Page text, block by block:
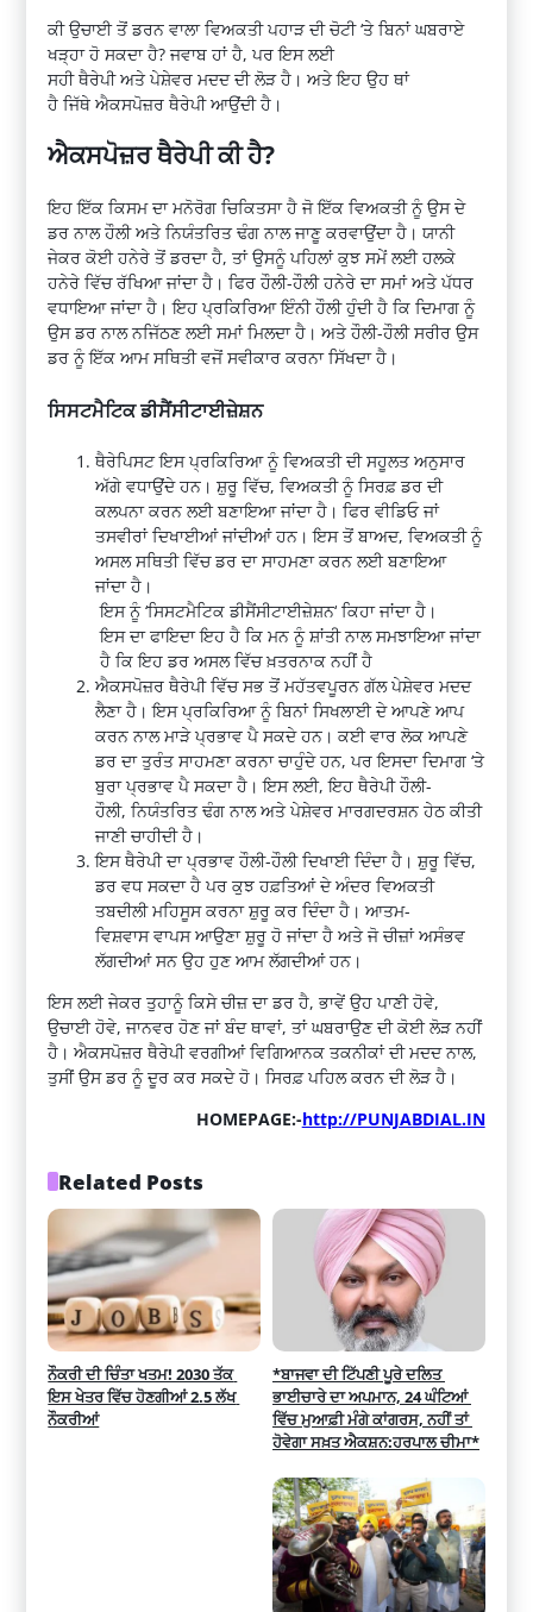
ਕੀ ਉਚਾਈ ਤੋਂਡਰਨ ਵਾਲਾ ਵਿਅਕਤੀ ਪਹਾੜ ਦੀ ਚੋਟੀ ‘ਤੇ ਬਿਨਾਂ ਘਬਰਾਏ
ਖੜ੍ਹਾ ਹੋ ਸਕਦਾ ਹੈ? ਜਵਾਬ ਹਾਂ ਹੈ, ਪਰ ਇਸ ਲਈ
ਸਹੀਥੈਰੇਪੀਅਤੇਪੇਸ਼ੇਵਰ ਮਦਦ ਦੀ ਲੋੜ ਹੈ। ਅਤੇ ਇਹ ਉਹ ਥਾਂ
ਹੈਜਿੱਥੇ ਐਕਸਪੋਜ਼ਰ ਥੈਰੇਪੀਆਉਂਦੀ ਹੈ।
ਐਕਸਪੋਜ਼ਰਥੈਰੇਪੀਕੀ ਹੈ?
ਇਹ ਇੱਕ ਕਿਸਮ ਦਾਮਨੋਰੋਗ ਚਿਕਿਤਸਾ ਹੈ ਜੋ ਇੱਕ ਵਿਅਕਤੀ ਨੂੰ ਉਸ ਦੇ
ਡਰ ਨਾਲ ਹੌਲੀ ਅਤੇਨਿਯੰਤਰਿਤਢੰਗ ਨਾਲ ਜਾਣੂ ਕਰਵਾਉਂਦਾ ਹੈ। ਯਾਨੀ
ਜੇਕਰ ਕੋਈ ਹਨੇਰੇ ਤੋਂ ਡਰਦਾ ਹੈ, ਤਾਂ ਉਸਨੂੰ ਪਹਿਲਾਂ ਕੁਝ ਸਮੇਂ ਲਈ ਹਲਕੇ
ਹਨੇਰੇ ਵਿੱਚ ਰੱਖਿਆ ਜਾਂਦਾ ਹੈ। ਫਿਰ ਹੌਲੀ-ਹੌਲੀ ਹਨੇਰੇ ਦਾ ਸਮਾਂ ਅਤੇ ਪੱਧਰ
ਵਧਾਇਆ ਜਾਂਦਾ ਹੈ। ਇਹ ਪ੍ਰਕਿਰਿਆ ਇੰਨੀ ਹੌਲੀ ਹੁੰਦੀ ਹੈ ਕਿ ਦਿਮਾਗ ਨੂੰ
ਉਸ ਡਰ ਨਾਲ ਨਜਿੱਠਣ ਲਈ ਸਮਾਂ ਮਿਲਦਾ ਹੈ। ਅਤੇ ਹੌਲੀ-ਹੌਲੀ ਸਰੀਰ ਉਸ
ਡਰ ਨੂੰ ਇੱਕ ਆਮ ਸਥਿਤੀ ਵਜੋਂ ਸਵੀਕਾਰ ਕਰਨਾ ਸਿੱਖਦਾ ਹੈ।
ਸਿਸਟਮੈਟਿਕਡੀਸੈਂਸੀਟਾਈਜ਼ੇਸ਼ਨ
ਥੈਰੇਪਿਸਟਇਸ ਪ੍ਰਕਿਰਿਆ ਨੂੰ ਵਿਅਕਤੀ ਦੀ ਸਹੂਲਤ ਅਨੁਸਾਰ
ਅੱਗੇ ਵਧਾਉਂਦੇ ਹਨ।ਸ਼ੁਰੂ ਵਿੱਚ, ਵਿਅਕਤੀ ਨੂੰਸਿਰਫ਼ਡਰ ਦੀ
ਕਲਪਨਾ ਕਰਨ ਲਈ ਬਣਾਇਆ ਜਾਂਦਾ ਹੈ। ਫਿਰਵੀਡਓਜਾਂ
ਤਸਵੀਰਾਂ ਦਿਖਾਈਆਂ ਜਾਂਦੀਆਂ ਹਨ। ਇਸ ਤੋਂ ਬਾਅਦ, ਵਿਅਕਤੀ ਨੂੰ
ਅਸਲ ਸਥਿਤੀ ਵਿੱਚ ਡਰ ਦਾ ਸਾਹਮਣਾ ਕਰਨ ਲਈ ਬਣਾਇਆ
ਜਾਂਦਾਹੈ ।
ਇਸ ਨੂੰ‘ਸਿਸਟਮੈਟਿਕ ਡੀਸੈਂਸੀਟਾਈਜ਼ੇਸ਼ਨ‘ਕਿਹਾ ਜਾਂਦਾ ਹੈ ।
ਇਸ ਦਾ ਫਾਇਦਾ ਇਹ ਹੈ ਕਿ ਮਨ ਨੂੰ ਸ਼ਾਂਤੀ ਨਾਲ ਸਮਝਾਇਆ ਜਾਂਦਾ
ਹੈ ਕਿ ਇਹ ਡਰ ਅਸਲ ਵਿੱਚ ਖ਼ਤਰਨਾਕ ਨਹੀਂ ਹੈ
ਐਕਸਪੋਜ਼ਰ ਥੈਰੇਪੀਵਿੱਚ ਸਭ ਤੋਂ ਮਹੱਤਵਪੂਰਨ ਗੱਲਪੇਸ਼ੇਵਰ ਮਦਦ
ਲੈਣਾ ਹੈ। ਇਸ ਪ੍ਰਕਿਰਿਆ ਨੂੰ ਬਿਨਾਂ ਸਿਖਲਾਈ ਦੇ ਆਪਣੇ ਆਪ
ਕਰਨ ਨਾਲ ਮਾੜੇ ਪ੍ਰਭਾਵ ਪੈ ਸਕਦੇ ਹਨ। ਕਈ ਵਾਰ ਲੋਕ ਆਪਣੇ
ਡਰ ਦਾ ਤੁਰੰਤ ਸਾਹਮਣਾ ਕਰਨਾ ਚਾਹੁੰਦੇ ਹਨ, ਪਰ ਇਸਦਾ ਦਿਮਾਗ ‘ਤੇ
ਬੁਰਾ ਪ੍ਰਭਾਵ ਪੈ ਸਕਦਾ ਹੈ। ਇਸ ਲਈ, ਇਹਥੈਰੇਪੀਹੌਲੀ-
ਹੌਲੀ,ਨਿਯੰਤਰਿਤਢੰਗ ਨਾਲ ਅਤੇਪੇਸ਼ੇਵਰ ਮਾਰਗਦਰਸ਼ਨਹੇਠ ਕੀਤੀ
ਜਾਣੀ ਚਾਹੀਦੀ ਹੈ।
ਇਸਥੈਰੇਪੀਦਾ ਪ੍ਰਭਾਵ ਹੌਲੀ-ਹੌਲੀ ਦਿਖਾਈ ਦਿੰਦਾ ਹੈ।ਸ਼ੁਰੂ ਵਿੱਚ,
ਡਰਵਧ ਸਕਦਾ ਹੈ ਪਰ ਕੁਝ ਹਫ਼ਤਿਆਂ ਦੇ ਅੰਦਰ ਵਿਅਕਤੀ
ਤਬਦੀਲੀ ਮਹਿਸੂਸ ਕਰਨਾਸ਼ੁਰੂ ਕਰ ਦਿੰਦਾ ਹੈ। ਆਤਮ-
ਵਿਸ਼ਵਾਸਵਾਪਸ ਆਉਣਾਸ਼ੁਰੂਹੋ ਜਾਂਦਾ ਹੈ ਅਤੇ ਜੋ ਚੀਜ਼ਾਂ ਅਸੰਭਵ
ਲੱਗਦੀਆਂ ਸਨ ਉਹ ਹੁਣ ਆਮ ਲੱਗਦੀਆਂ ਹਨ।
ਇਸ ਲਈ ਜੇਕਰ ਤੁਹਾਨੂੰ ਕਿਸੇ ਚੀਜ਼ ਦਾ ਡਰ ਹੈ, ਭਾਵੇਂ ਉਹ ਪਾਣੀ ਹੋਵੇ,
ਉਚਾਈ ਹੋਵੇ, ਜਾਨਵਰ ਹੋਣ ਜਾਂ ਬੰਦਥਾਵਾਂ, ਤਾਂ ਘਬਰਾਉਣ ਦੀ ਕੋਈ ਲੋੜ ਨਹੀਂ
ਹੈ।ਐਕਸਪੋਜ਼ਰ ਥੈਰੇਪੀਵਰਗੀਆਂ ਵਿਗਿਆਨਕ ਤਕਨੀਕਾਂ ਦੀ ਮਦਦ ਨਾਲ,
ਤੁਸੀਂ ਉਸ ਡਰ ਨੂੰ ਦੂਰ ਕਰ ਸਕਦੇ ਹੋ।ਸਿਰਫ਼ਪਹਿਲ ਕਰਨ ਦੀ ਲੋੜ ਹੈ।
HOMEPAGE:-http://PUNJABDIAL.IN
Related Posts
ਨੌਕਰੀ ਦੀ ਚਿੰਤਾ ਖਤਮ! 2030 ਤੱਕ
ਇਸ ਖੇਤਰ ਵਿੱਚ ਹੋਣਗੀਆਂ 2.5 ਲੱਖ
ਨੌਕਰੀਆਂ
*ਬਾਜਵਾ ਦੀ ਟਿੱਪਣੀ ਪੂਰੇ ਦਲਿਤ
ਭਾਈਚਾਰੇ ਦਾ ਅਪਮਾਨ, 24 ਘੰਟਿਆਂ
ਵਿੱਚ ਮੁਆਫ਼ੀ ਮੰਗੇ ਕਾਂਗਰਸ, ਨਹੀਂ ਤਾਂ
ਹੋਵੇਗਾ ਸਖ਼ਤ ਐਕਸ਼ਨ:ਹਰਪਾਲ ਚੀਮਾ*